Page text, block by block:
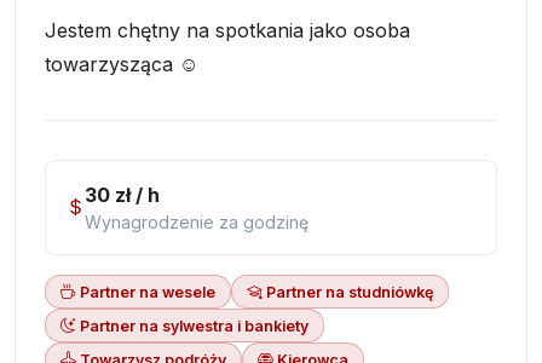
Jestem chętny na spotkania jako osoba
towarzysząca ☺️
30 zł / h
Wynagrodzenie za godzinę
Partner na wesele
Partner na studniówkę
Partner na sylwestra i bankiety